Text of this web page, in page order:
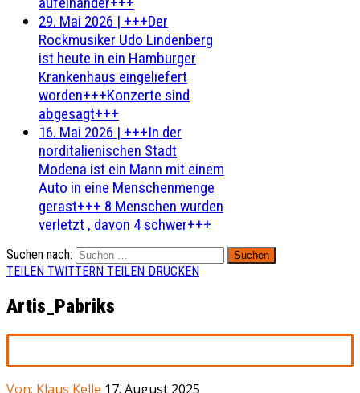
29. Mai 2026 | +++Der
Rockmusiker Udo Lindenberg
ist heute in ein Hamburger
Krankenhaus eingeliefert
worden+++Konzerte sind
abgesagt+++
16. Mai 2026 | +++In der
norditalienischen Stadt
Modena ist ein Mann mit einem
Auto in eine Menschenmenge
gerast+++ 8 Menschen wurden
verletzt , davon 4 schwer+++
Suchen nach:
TEILEN TWITTERN TEILEN DRUCKEN
Artis_Pabriks
Von: Klaus Kelle 17. August 2025